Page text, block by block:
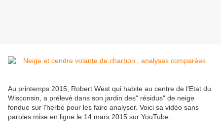
Au printemps 2015, Robert West qui habite au centre de l'Etat du
Wisconsin, a prélevé dans son jardin des" résidus" de neige
fondue sur l'herbe pour les faire analyser. Voici sa vidéo sans
paroles mise en ligne le 14 mars 2015 sur YouTube :